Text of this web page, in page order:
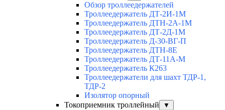
Обзор троллеедержателей
Троллеедержатель ДТ-2И-1М
Троллеедержатель ДТН-2А-1М
Троллеедержатель ДТ-2Д-1М
Троллеедержатель Д-30-ВГ-П
Троллеедержатель ДТН-8Е
Троллеедержатель ДТ-11А-М
Троллеедержатель К263
Троллеедержатели для шахт ТДР-1,
ТДР-2
Изолятор опорный
Токоприемник троллейный
▼